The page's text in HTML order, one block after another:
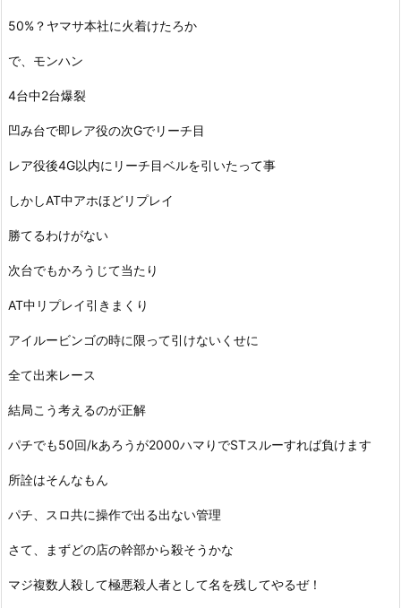
50%？ヤマサ本社に火着けたろか
で、モンハン
4台中2台爆裂
凹み台で即レア役の次Gでリーチ目
レア役後4G以内にリーチ目ベルを引いたって事
しかしAT中アホほどリプレイ
勝てるわけがない
次台でもかろうじて当たり
AT中リプレイ引きまくり
アイルービンゴの時に限って引けないくせに
全て出来レース
結局こう考えるのが正解
パチでも50回/kあろうが2000ハマりでSTスルーすれば負けます
所詮はそんなもん
パチ、スロ共に操作で出る出ない管理
さて、まずどの店の幹部から殺そうかな
マジ複数人殺して極悪殺人者として名を残してやるぜ！